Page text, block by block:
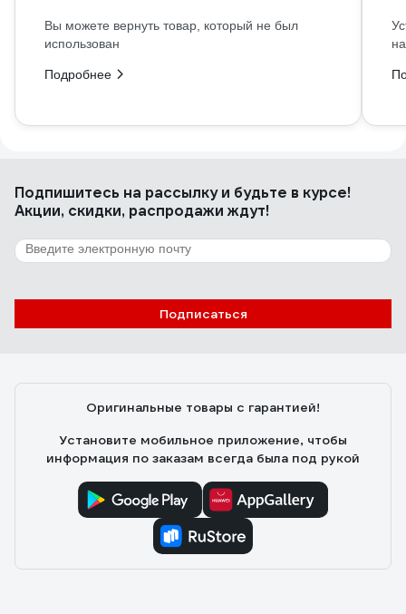
Вы можете вернуть товар, который не был
использован
Подробнее
Подпишитесь на рассылкуи будьте в курсе!
Акции, скидки, распродажи ждут!
Подписаться
Оригинальные товары с гарантией!
Установите мобильное приложение, чтобы
информация по заказам всегда была под рукой